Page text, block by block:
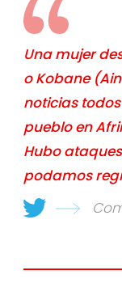
Una mujer
o Kobane
noticias
pueblo en
Hubo
podamos